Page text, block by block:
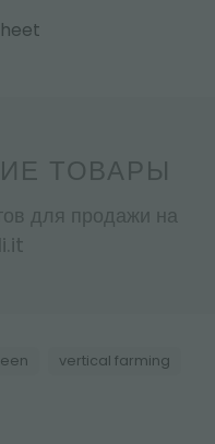
ТОВАРЫ
для продажи на
vertical farming